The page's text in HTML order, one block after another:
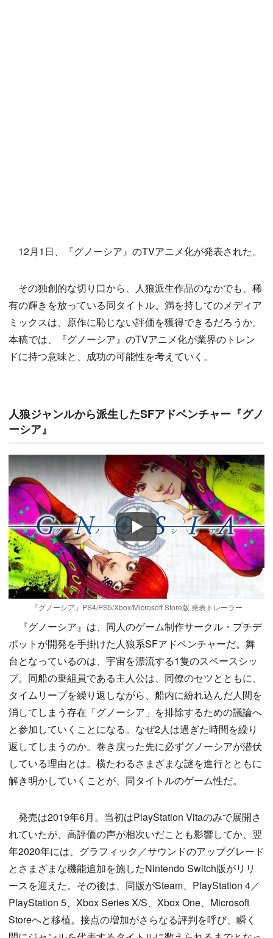
12月1日、『グノーシア』のTVアニメ化が発表された。
その独創的な切り口から、人狼派生作品のなかでも、稀
有の輝きを放っている同タイトル。満を持してのメディア
ミックスは、原作に恥じない評価を獲得できるだろうか。
本稿では、『グノーシア』のTVアニメ化が業界のトレン
ドに持つ意味と、成功の可能性を考えていく。
人狼ジャンルから派生したSFアドベンチャー『グノ
ーシア』
Play
『グノーシア』PS4/PS5/Xbox/Microsoft Store版 発表トレーラー
『グノーシア』は、同人のゲーム制作サークル・プチデ
ポットが開発を手掛けた人狼系SFアドベンチャーだ。舞
台となっているのは、宇宙を漂流する1隻のスペースシッ
プ。同船の乗組員である主人公は、同僚のセツとともに、
タイムリープを繰り返しながら、船内に紛れ込んだ人間を
消してしまう存在「グノーシア」を排除するための議論へ
と参加していくことになる。なぜ2人は過ぎた時間を繰り
返してしまうのか。巻き戻った先に必ずグノーシアが潜伏
している理由とは。横たわるさまざまな謎を進行とともに
解き明かしていくことが、同タイトルのゲーム性だ。
発売は2019年6月。当初はPlayStation Vitaのみで展開さ
れていたが、高評価の声が相次いだことも影響してか、翌
年2020年には、グラフィック／サウンドのアップグレード
とさまざまな機能追加を施したNintendo Switch版がリリ
ースを迎えた。その後は、同版がSteam、PlayStation 4／
PlayStation 5、Xbox Series X/S、Xbox One、Microsoft
Storeへと移植。接点の増加がさらなる評判を呼び、瞬く